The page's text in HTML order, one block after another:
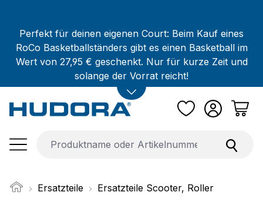
Perfekt für deinen eigenen Court: Beim Kauf eines
RoCo Basketballständers gibt es einen Basketball im
Wert von 27,95 € geschenkt. Nur für kurze Zeit und
solange der Vorrat reicht!
Ersatzteile Ersatzteile Scooter, Roller